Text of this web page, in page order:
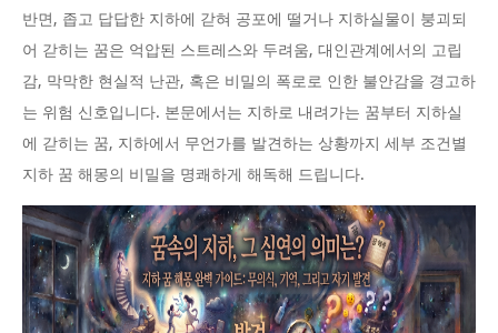
반면, 좁고 답답한 지하에 갇혀 공포에 떨거나 지하실물이 붕괴되
어 갇히는 꿈은 억압된 스트레스와 두려움, 대인관계에서의 고립
감, 막막한 현실적 난관, 혹은 비밀의 폭로로 인한 불안감을 경고하
는 위험 신호입니다. 본문에서는 지하로 내려가는 꿈부터 지하실
에 갇히는 꿈, 지하에서 무언가를 발견하는 상황까지 세부 조건별
지하 꿈 해몽의 비밀을 명쾌하게 해독해 드립니다.